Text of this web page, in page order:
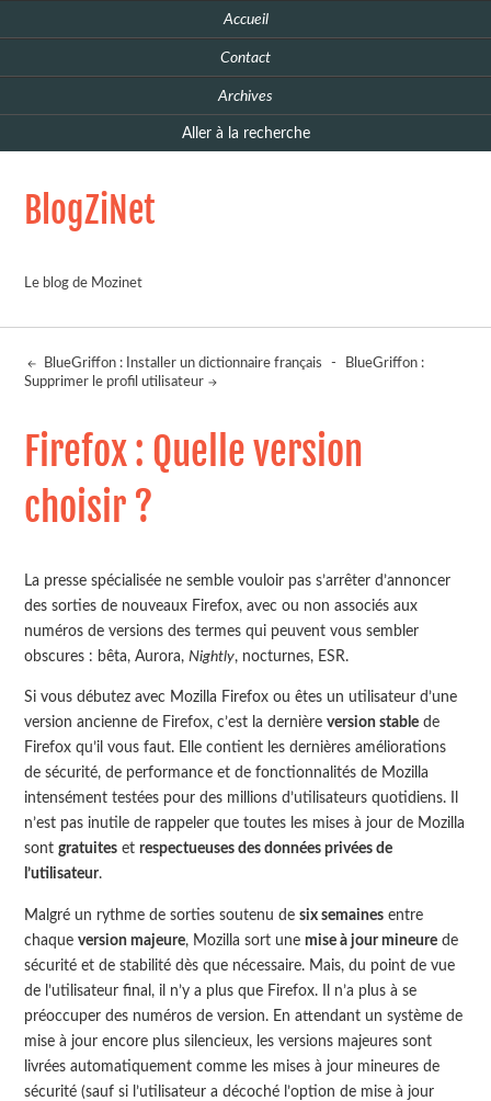
Accueil
Contact
Archives
Aller à la recherche
BlogZiNet
Le blog de Mozinet
BlueGriffon : Installer un dictionnaire français -
BlueGriffon :
Supprimer le profil utilisateur
Firefox : Quelle version
choisir ?
La presse spécialisée ne semble vouloir pas s’arrêter d’annoncer
des sorties de nouveaux Firefox, avec ou non associés aux
numéros de versions des termes qui peuvent vous sembler
obscures : bêta, Aurora,Nightly, nocturnes, ESR.
Si vous débutez avec Mozilla Firefox ou êtes un utilisateur d’une
version ancienne de Firefox, c’est la dernièreversion stable de
Firefox qu’il vous faut. Elle contient les dernières améliorations
de sécurité, de performance et de fonctionnalités de Mozilla
intensément testées pour des millions d’utilisateurs quotidiens. Il
n’est pas inutile de rappeler que toutes les mises à jour de Mozilla
sontgratuites etrespectueuses des données privées de
l’utilisateur.
Malgré un rythme de sorties soutenu desix semaines entre
chaqueversion majeure, Mozilla sort unemise à jour mineure de
sécurité et de stabilité dès que nécessaire. Mais, du point de vue
de l’utilisateur final, il n’y a plus que Firefox. Il n’a plus à se
préoccuper des numéros de version. En attendant un système de
mise à jour encore plus silencieux, les versions majeures sont
livrées automatiquement comme les mises à jour mineures de
sécurité (sauf si l’utilisateur a décoché l’option de mise à jour